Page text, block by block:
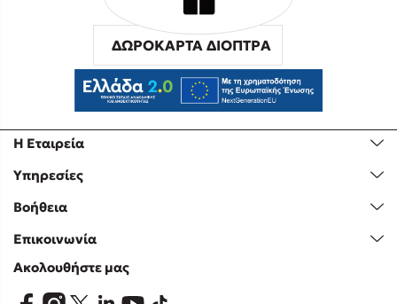
Η Εταιρεία
Υπηρεσίες
Βοήθεια
Επικοινωνία
ΔΩΡΟΚΑΡΤΑ ΔΙΟΠΤΡΑ
Ακολουθήστε μας